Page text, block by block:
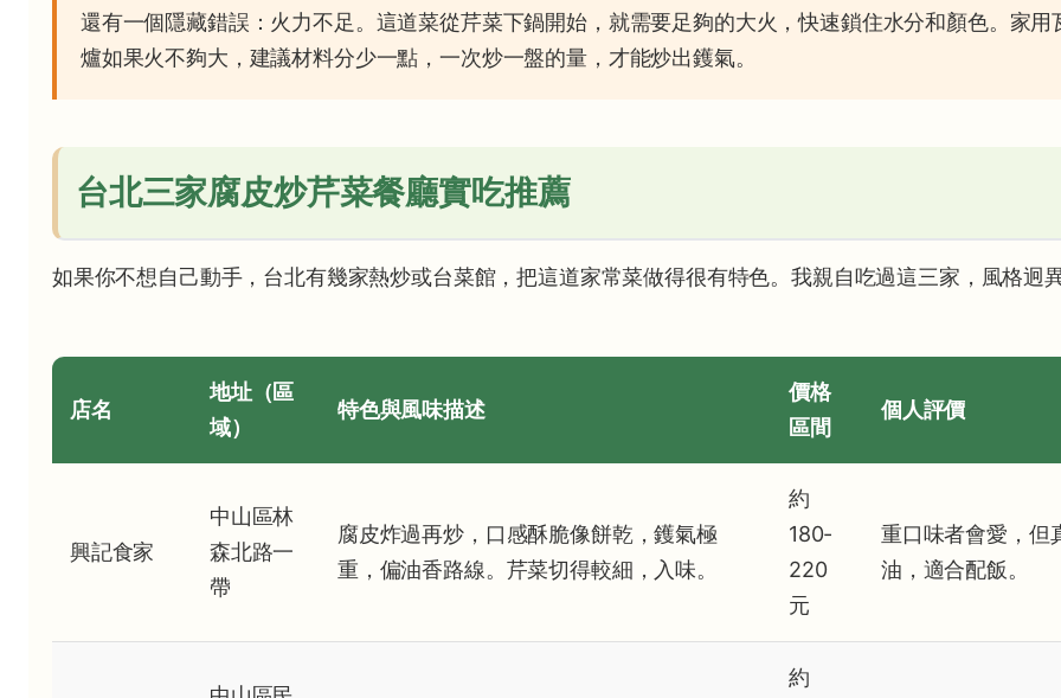
還有一個隱藏錯誤：火力不足。這道菜從芹菜下鍋開始，就需要足夠的大火，快速鎖住水分和顏色。家用
爐如果火不夠大，建議材料分少一點，一次炒一盤的量，才能炒出鑊氣。
台北三家腐皮炒芹菜餐廳實吃推薦
如果你不想自己動手，台北有幾家熱炒或台菜館，把這道家常菜做得很有特色。我親自吃過這三家，風格迥
店名
地址（區
域）
特色與風味描述
價格
區間
個人評價
興記食家
中山區林
森北路一
帶
腐皮炸過再炒，口感酥脆像餅乾，鑊氣極
重，偏油香路線。芹菜切得較細，入味。
約
180-
220
元
重口味者會愛，但
油，適合配飯。
約